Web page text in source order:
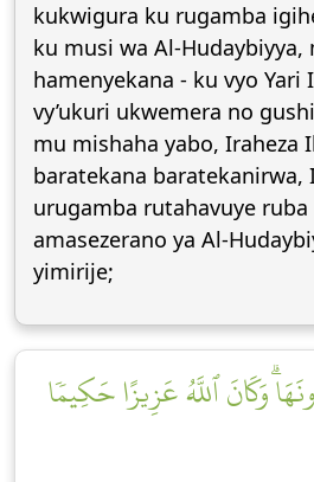
kukwigura ku rugamba
ku musi wa Al-Hudaybiyya,
hamenyekana - ku vyo Yari
vy’ukuri ukwemera no
mu mishaha yabo, Iraheza
baratekana baratekanirwa,
urugamba rutahavuye
amasezerano ya Al-
yimirije;
وَكَانَ ٱللَّهُ عَزِيزًا حَكِيمٗا